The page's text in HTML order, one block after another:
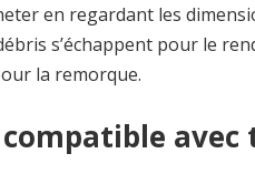
en regardant les
s’échappent pour le
la remorque.